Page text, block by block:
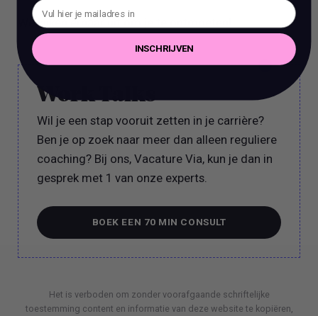
We kijken ernaar uit om je te ontmoeten!
Work Talks
Wil je een stap vooruit zetten in je carrière?
Ben je op zoek naar meer dan alleen reguliere
coaching? Bij ons, Vacature Via, kun je dan in
gesprek met 1 van onze experts.
BOEK EEN 70 MIN CONSULT
BOEK EEN 70 MIN CONSULT
Het is verboden om zonder voorafgaande schriftelijke
toestemming content en informatie van deze website te kopiëren,
INSCHRIJVEN